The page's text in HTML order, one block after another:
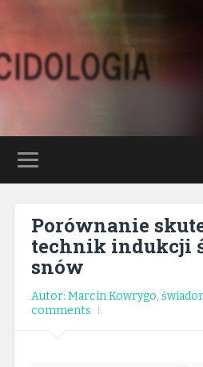
Porównanie
technik indukcji
snów
Autor: Marcin Kowrygo,
comments